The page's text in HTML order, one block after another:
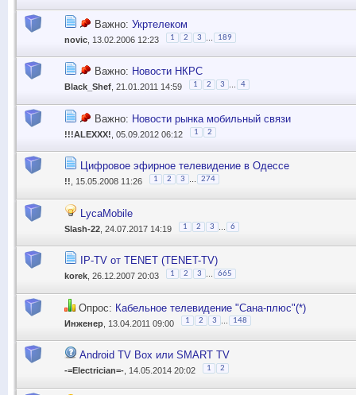
Важно: Укртелеком
novic , 13.02.2006 12:23 1 2 3 189
Важно: Новости НКРС
Black_Shef , 21.01.2011 14:59 1 2 3 4
Важно: Новости рынка мобильный связи
!!!ALEXXX! , 05.09.2012 06:12 1 2
Цифровое эфирное телевидение в Одессе
!! , 15.05.2008 11:26 1 2 3 274
LycaMobile
Slash-22 , 24.07.2017 14:19 1 2 3 6
IP-TV от TENET (TENET-TV)
korek , 26.12.2007 20:03 1 2 3 665
Опрос: Кабельное телевидение "Сана-плюс"(*)
Инженер , 13.04.2011 09:00 1 2 3 ... 148
Android TV Box или SMART TV
-=Electrician=- , 14.05.2014 20:02 1 2